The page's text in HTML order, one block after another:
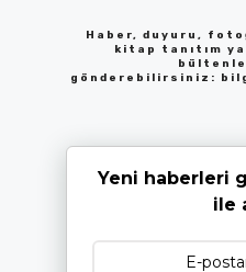
Haber, duyuru,
kitap tanıtım
gönderebilirsiniz:
Yeni haberleri
ile